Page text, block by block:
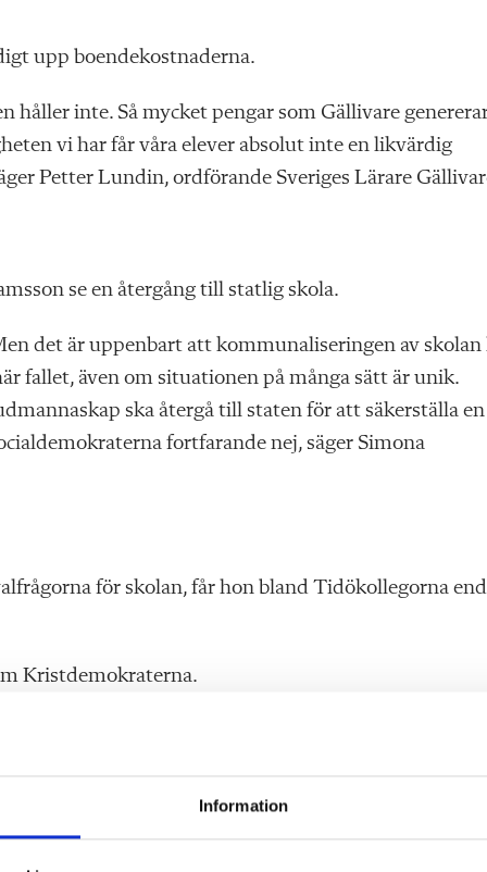
Information
upp boendekostnaderna.
inte. Så mycket pengar som Gällivare
vi har får våra elever absolut inte en likvärdig
Petter Lundin, ordförande Sveriges Lärare
se en återgång till statlig skola.
det är uppenbart att kommunaliseringen av skolan
fallet, även om situationen på många sätt är unik.
ska återgå till staten för att säkerställa en
fortfarande nej, säger Simona
för skolan, får hon bland Tidökollegorna
Kristdemokraterna.